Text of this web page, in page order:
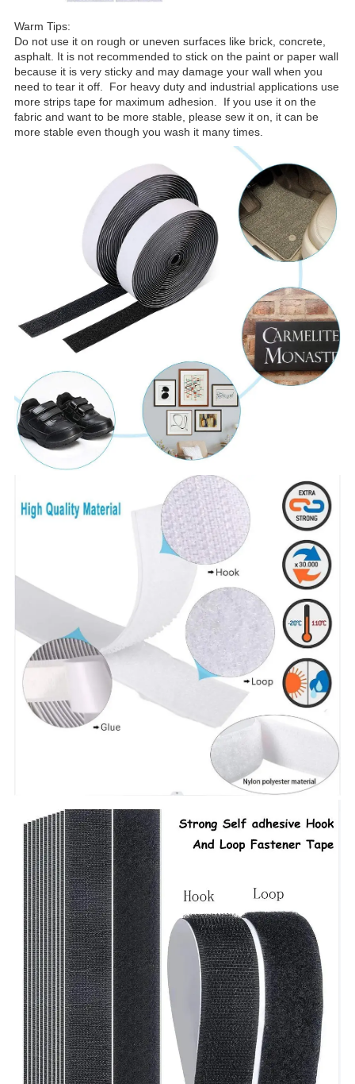
Warm Tips:
Do not use it on rough or uneven surfaces like brick, concrete,
asphalt. It is not recommended to stick on the paint or paper wall
because it is very sticky and may damage your wall when you
need to tear it off. For heavy duty and industrial applications use
more strips tape for maximum adhesion. If you use it on the
fabric and want to be more stable, please sew it on, it can be
more stable even though you wash it many times.